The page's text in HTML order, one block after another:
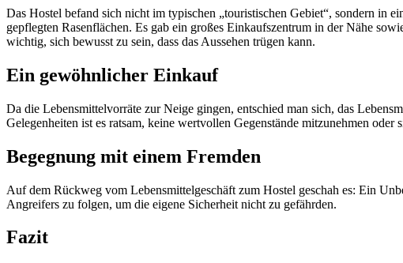
Das Hostel befand sich nicht im typischen „touristischen Gebiet“, sondern in
gepflegten Rasenflächen. Es gab ein großes Einkaufszentrum in der Nähe
wichtig, sich bewusst zu sein, dass das Aussehen trügen kann.
Ein gewöhnlicher Einkauf
Da die Lebensmittelvorräte zur Neige gingen, entschied man sich, das
Gelegenheiten ist es ratsam, keine wertvollen Gegenstände mitzunehmen
Begegnung mit einem Fremden
Auf dem Rückweg vom Lebensmittelgeschäft zum Hostel geschah es: Ein
Angreifers zu folgen, um die eigene Sicherheit nicht zu gefährden.
Fazit